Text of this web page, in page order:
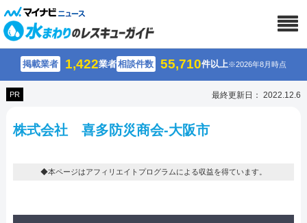
掲載業者 1,422業者相談件数 55,710件以上※2026年8月時点
PR 最終更新日： 2022.12.6
株式会社 喜多防災商会-大阪市
◆本ページはアフィリエイトプログラムによる収益を得ています。